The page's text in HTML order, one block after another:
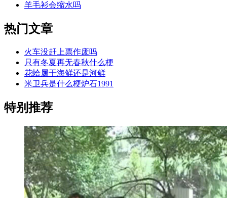
羊毛衫会缩水吗
热门文章
火车没赶上票作废吗
只有冬夏再无春秋什么梗
花蛤属于海鲜还是河鲜
米卫兵是什么梗炉石1991
特别推荐